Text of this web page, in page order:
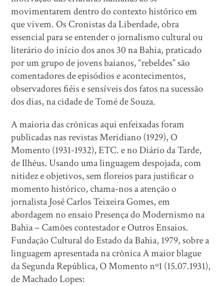
movimentarem dentro do contexto histórico em
que vivem. Os Cronistas da Liberdade, obra
essencial para se entender o jornalismo cultural ou
literário do início dos anos 30 na Bahia, praticado
por um grupo de jovens baianos, “rebeldes” são
comentadores de episódios e acontecimentos,
observadores fiéis e sensíveis dos fatos na sucessão
dos dias, na cidade de Tomé de Souza.
A maioria das crônicas aqui enfeixadas foram
publicadas nas revistas Meridiano (1929), O
Momento (1931-1932), ETC. e no Diário da Tarde,
de Ilhéus. Usando uma linguagem despojada, com
nitidez e objetivos, sem floreios para justificar o
momento histórico, chama-nos a atenção o
jornalista José Carlos Teixeira Gomes, em
abordagem no ensaio Presença do Modernismo na
Bahia – Camões contestador e Outros Ensaios.
Fundação Cultural do Estado da Bahia, 1979, sobre a
linguagem apresentada na crônica A maior blague
da Segunda República, O Momento nº1 (15.07.1931),
de Machado Lopes: